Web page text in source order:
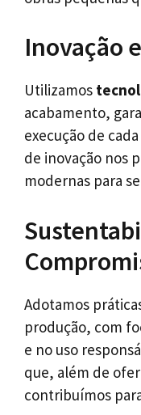
Inovação
Utilizamos
acabamento,
execução de
de inovação nos
modernas para
Adotamos
produção, com
e no uso
que, além de
contribuímos